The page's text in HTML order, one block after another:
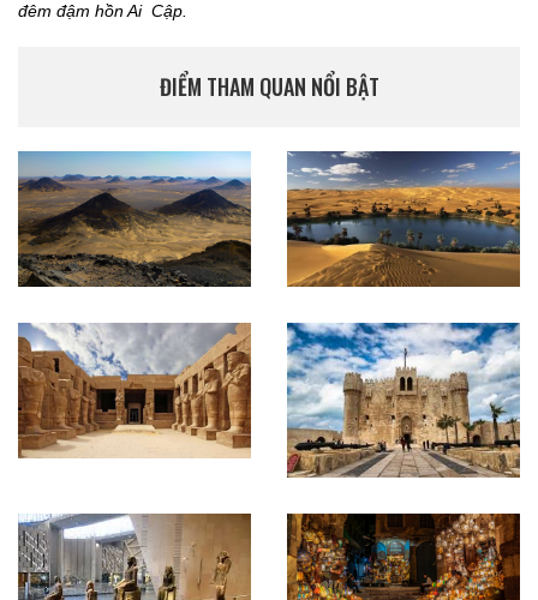
đêm đậm hồn Ai Cập.
ĐIỂM THAM QUAN NỔI BẬT